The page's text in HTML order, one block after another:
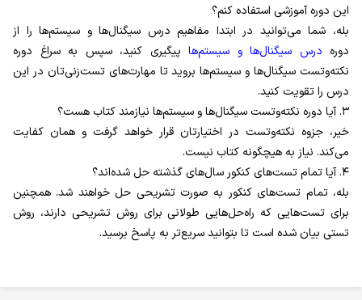
این دوره آموزشی استفاده کنم؟
بله، شما‌ می‌‌توانید در ابتدا مفاهیم درس سیگنال‌‌ها و سیستم‌ها را از
دوره درس سیگنال‌ها و سیستم‌ها پیگیری کنید، سپس به سراغ دوره
نکته‌وتست سیگنال‌ها و سیستم‌ها بروید تا مهارت‌های تست‌زنی‌تان در این
درس را تقویت کنید.
۳. آیا دوره نکته‌وتست سیگنال‌ها و سیستم‌ها نیازمند کتاب هست؟
خیر، جزوه نکته‌وتست در اختیارتان قرار خواهد گرفت و همان کفایت‌
می‌کند. نیاز به هیچگونه کتاب نیست.
۴. آیا تمام تست‌های کنکور سال‌‌های گذشته حل شده‌اند؟
بله، تمام تست‌های کنکور به صورت تشریحی حل خواهند شد. همچنین
برای تست‌هایی که راه‌حل‌هایی طولانی برای روش‌ تشریحی دارند، روش
تستی‌ بیان شده است تا بتوانید سریع‌تر به پاسخ برسید.